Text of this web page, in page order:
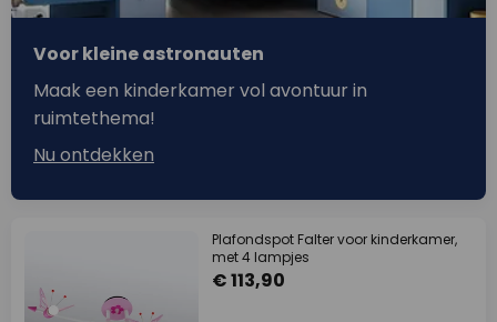
Voor kleine astronauten
Maak een kinderkamer vol avontuur in
ruimtethema!
Nu ontdekken
Plafondspot Falter voor kinderkamer,
met 4 lampjes
€ 113,90